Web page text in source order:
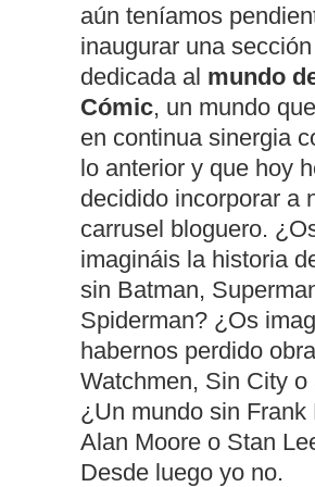
aún teníamos
inaugurar una sección
dedicada al mundo
Cómic, un mundo
en continua sinergia
lo anterior y que hoy
decidido incorporar a
carrusel bloguero.
imagináis la historia
sin Batman,
Spiderman? ¿Os
habernos perdido
Watchmen, Sin City o
¿Un mundo sin Frank
Alan Moore o Stan
Desde luego yo no.